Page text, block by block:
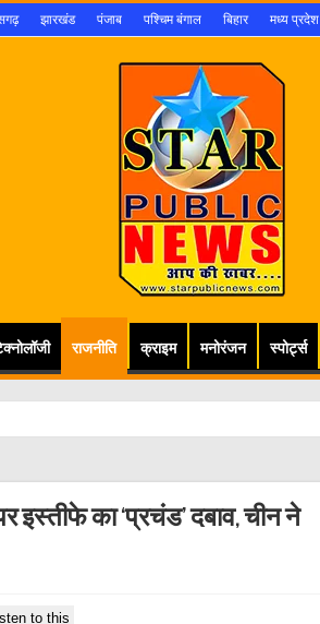
झारखंड पंजाब पश्चिम बंगाल बिहार मध्य प्रदेश
राजनीति क्राइम मनोरंजन स्पोर्ट्स
इस्‍तीफे का ‘प्रचंड’ दबाव, चीन ने
to this